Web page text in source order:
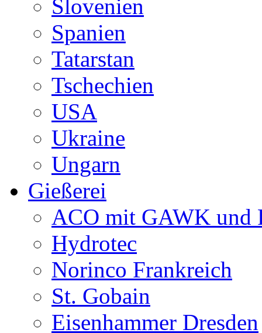
Slovenien
Spanien
Tatarstan
Tschechien
USA
Ukraine
Ungarn
Gießerei
ACO mit GAWK und
Hydrotec
Norinco Frankreich
St. Gobain
Eisenhammer Dresden